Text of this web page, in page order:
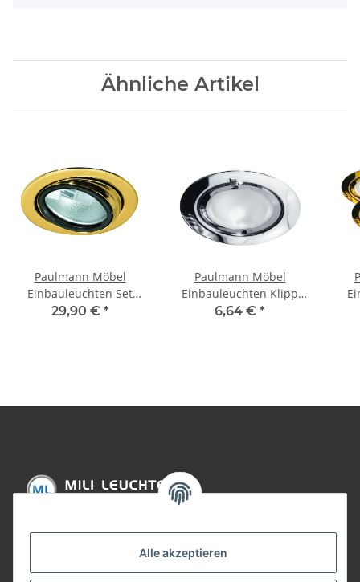
Alle akzeptieren
Ähnliche Artikel
Paulmann Möbel
Einbauleuchten Set
schwenkbar 5x20W
29,90 € *
Paulmann Möbel
Einbauleuchten Klipp
Klapp max.20W 12V G4
6,64 € *